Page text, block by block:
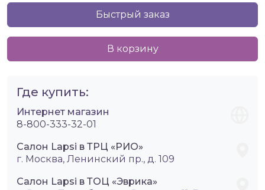
Быстрый заказ
В корзину
Где купить:
Интернет магазин
8-800-333-32-01
Салон Lapsi в ТРЦ «РИО»
г. Москва, Ленинский пр., д. 109
Салон Lapsi в ТОЦ «Эврика»